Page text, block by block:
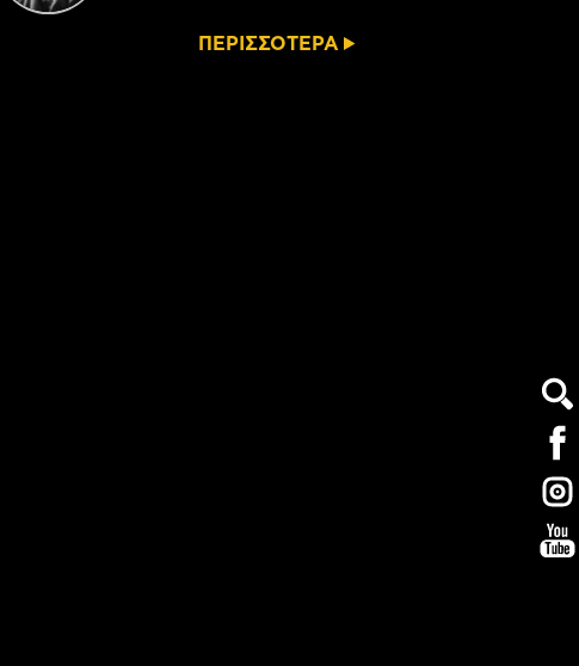
ΠΕΡΙΣΣΟΤΕΡΑ